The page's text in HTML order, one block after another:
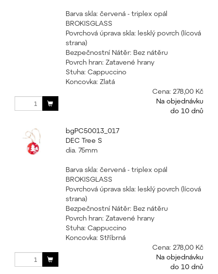
Barva skla: červená - triplex opál
BROKISGLASS
Povrchová úprava skla: lesklý povrch (lícová
strana)
Bezpečnostní Nátěr: Bez nátěru
Povrch hran: Zatavené hrany
Stuha: Cappuccino
Koncovka: Zlatá
Cena: 278,00 Kč
Na objednávku
do 10 dnů
bgPC50013_017
DEC Tree S
dia. 75mm
Barva skla: červená - triplex opál
BROKISGLASS
Povrchová úprava skla: lesklý povrch (lícová
strana)
Bezpečnostní Nátěr: Bez nátěru
Povrch hran: Zatavené hrany
Stuha: Cappuccino
Koncovka: Stříbrná
Cena: 278,00 Kč
Na objednávku
do 10 dnů